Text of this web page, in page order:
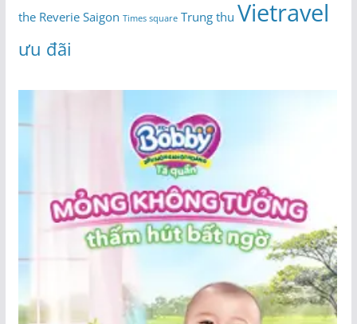
the Reverie Saigon Times square Trung thu Vietravel
ưu đãi